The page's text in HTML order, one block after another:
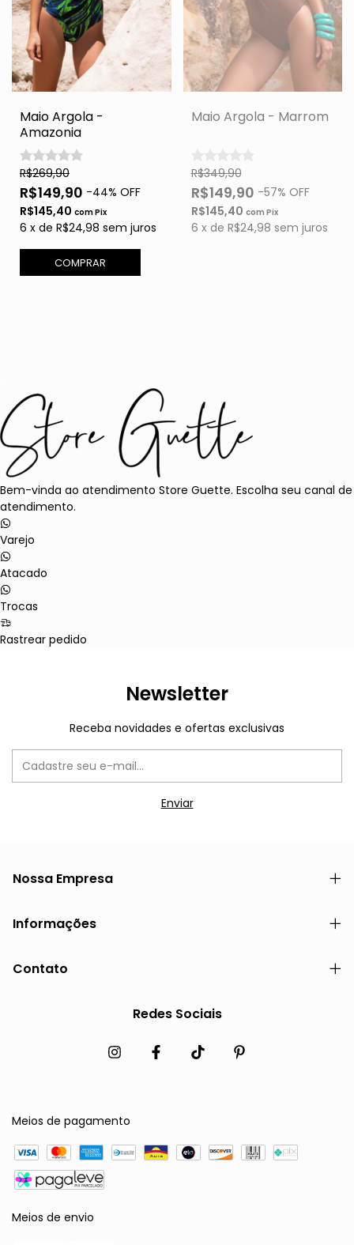
Maio Argola -
Amazonia
R$269,90
R$149,90 -44% OFF
R$145,40 comPix
6 x de R$24,98 sem juros
COMPRAR
Maio Argola - Marrom
R$349,90
R$149,90 -57% OFF
R$145,40 com Pix
6 x de R$24,98 sem juros
Bem-vinda ao atendimento Store Guette. Escolha seu canal de
atendimento.
Varejo
Atacado
Trocas
Rastrear pedido
Newsletter
Receba novidades e ofertas exclusivas
Nossa Empresa
Informações
Contato
Redes Sociais
Meios de pagamento
Meios de envio